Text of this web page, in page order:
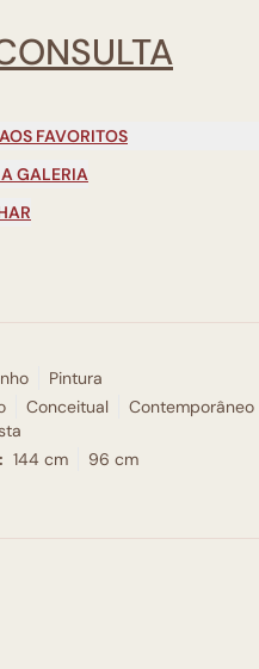
FAVORITOS
GALERIA
Pintura
Conceitual Contemporâneo
144 cm 96 cm